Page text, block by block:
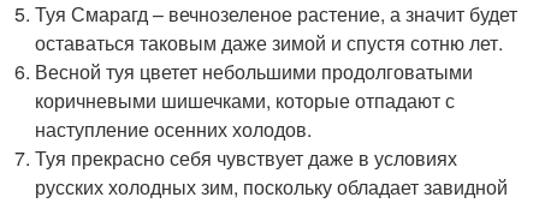
Туя Смарагд – вечнозеленое растение, а значит будет
оставаться таковым даже зимой и спустя сотню лет.
Весной туя цветет небольшими продолговатыми
коричневыми шишечками, которые отпадают с
наступление осенних холодов.
Туя прекрасно себя чувствует даже в условиях
русских холодных зим, поскольку обладает завидной